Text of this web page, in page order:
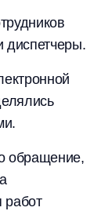
диспетчеры.
обращение,
работ